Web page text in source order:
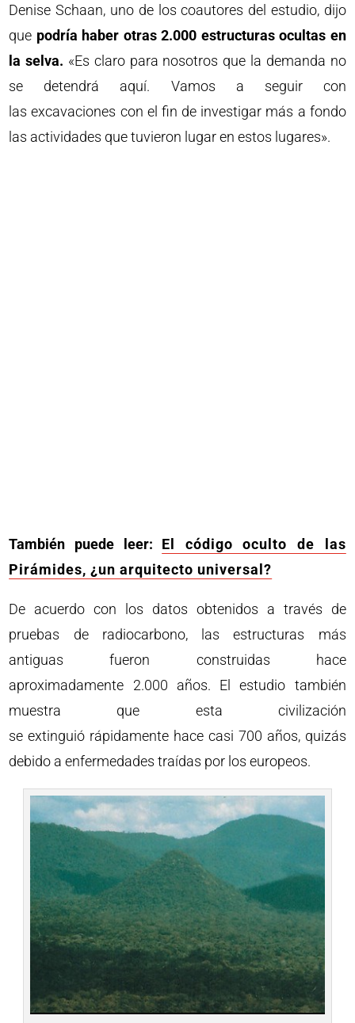
Denise Schaan, uno de los coautores del estudio, dijo
que podría haber otras 2.000 estructuras ocultas en
la selva. «Es claro para nosotros que la demanda no
se detendrá aquí. Vamos a seguir con
las excavaciones con el fin de investigar más a fondo
las actividades que tuvieron lugar en estos lugares».
También puede leer:
El código oculto de las
Pirámides, ¿un arquitecto universal?
De acuerdo con los datos obtenidos a través de
pruebas de radiocarbono, las estructuras más
antiguas fueron construidas hace
aproximadamente 2.000 años. El estudio también
muestra que esta civilización
se extinguió rápidamente hace casi 700 años, quizás
debido a enfermedades traídas por los europeos.